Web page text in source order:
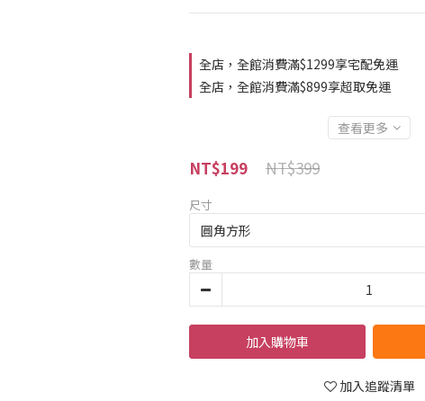
全店，全館消費滿$1299享宅配免運
全店，全館消費滿$899享超取免運
查看更多
NT$399
NT$199
尺寸
數量
加入購物車
加入追蹤清單